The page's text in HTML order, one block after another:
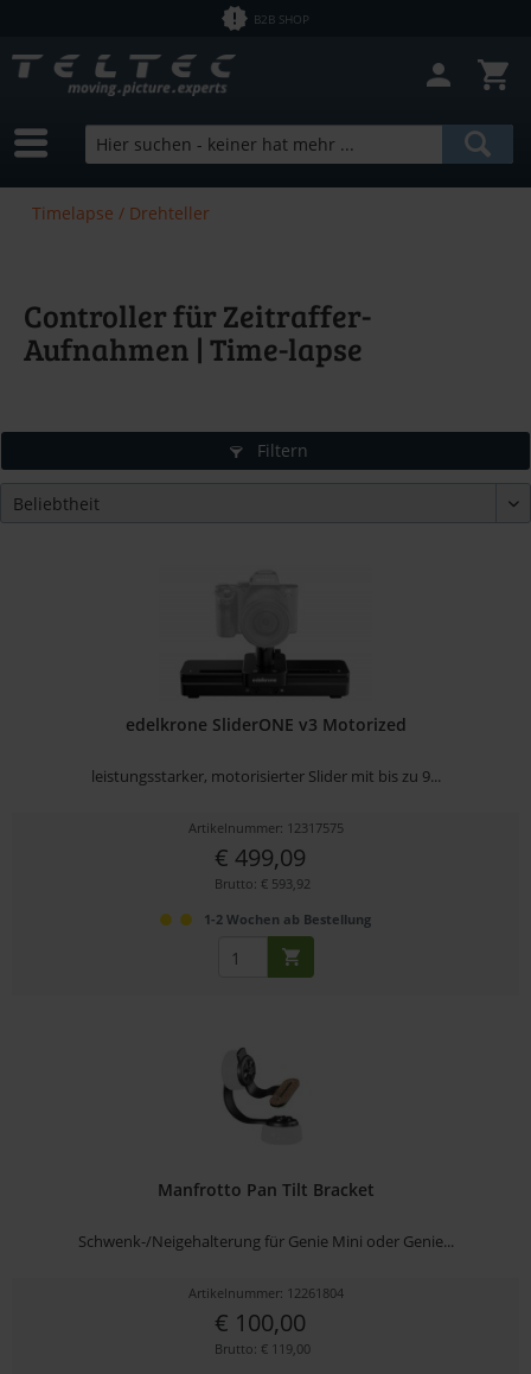
B2B SHOP
Timelapse / Drehteller
Controller für Zeitraffer-
Aufnahmen | Time-lapse
Filtern
edelkrone SliderONE v3 Motorized
leistungsstarker, motorisierter Slider mit bis zu 9...
Artikelnummer: 12317575
€ 499,09
Brutto: € 593,92
1-2 Wochen ab Bestellung
Manfrotto Pan Tilt Bracket
Schwenk-/Neigehalterung für Genie Mini oder Genie...
Artikelnummer: 12261804
€ 100,00
Brutto: € 119,00